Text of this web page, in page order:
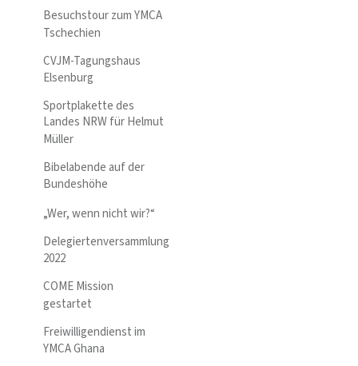
Besuchstour zum YMCA
Tschechien
CVJM-Tagungshaus
Elsenburg
Sportplakette des
Landes NRW für Helmut
Müller
Bibelabende auf der
Bundeshöhe
„Wer, wenn nicht wir?“
Delegiertenversammlung
2022
COME Mission
gestartet
Freiwilligendienst im
YMCA Ghana